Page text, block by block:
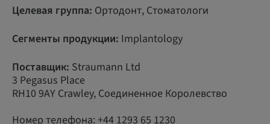
Целевая группа: Ортодонт, Стоматологи
Сегменты продукции: Implantology
Поставщик: Straumann Ltd
3 Pegasus Place
RH10 9AY Crawley, Соединенное Королевство
Номер телефона: +44 1293 65 1230